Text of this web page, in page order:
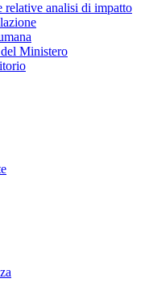
relative analisi di impatto
Ministero